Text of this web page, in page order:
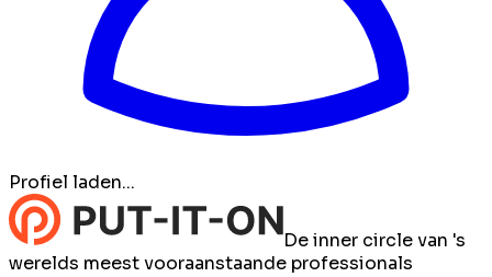
Profiel laden...
De inner circle van 's
werelds meest vooraanstaande professionals